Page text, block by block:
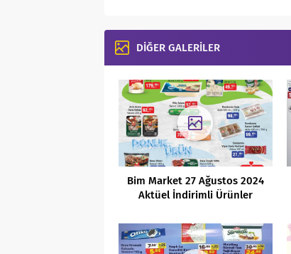
DİĞER GALERİLER
Bim Market 27 Ağustos 2024
Aktüel İndirimli Ürünler